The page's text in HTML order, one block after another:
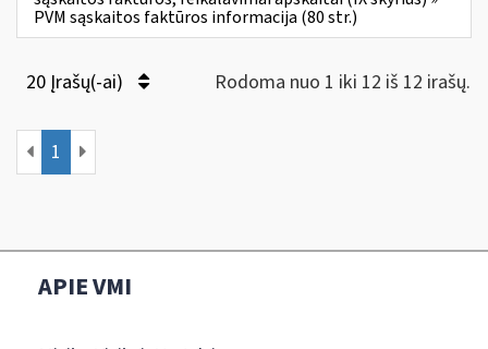
PVM sąskaitos faktūros informacija (80 str.)
20 Įrašų(-ai) Rodoma nuo 1 iki 12 iš 12 irašų.
1
APIE VMI